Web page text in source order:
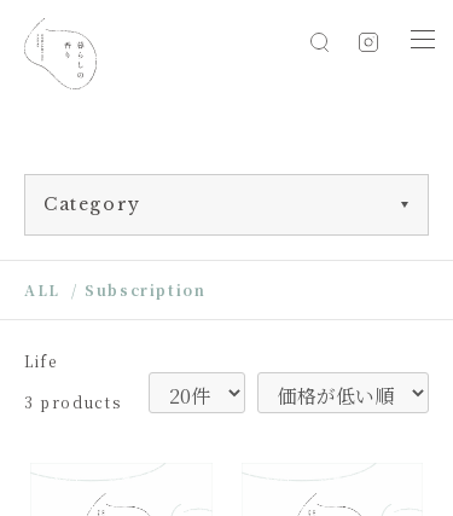
Category
ALL / Subscription
Life
3 products